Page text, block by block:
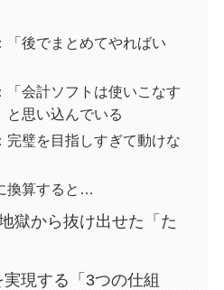
後でまとめてやればい
会計ソフトは使いこなす
と思い込んでいる
璧を目指しすぎて動けな
換算すると…
獄から抜け出せた「た
実現する「3つの仕組